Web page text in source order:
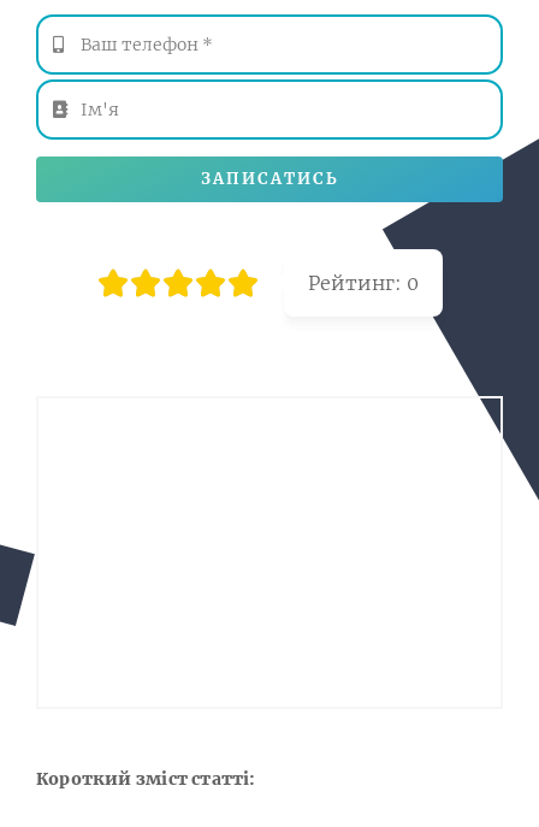
ЗАПИСАТИСЬ
Рейтинг: 0
Короткий зміст статті: